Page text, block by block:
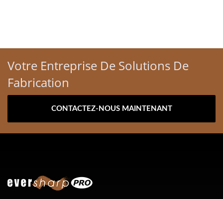
Votre Entreprise De Solutions De
Fabrication
CONTACTEZ-NOUS MAINTENANT